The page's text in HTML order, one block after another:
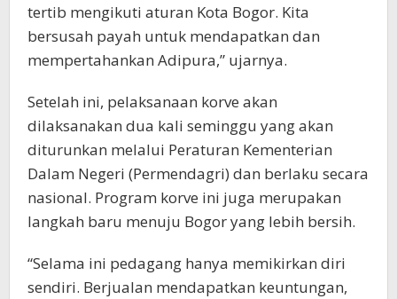
tertib mengikuti aturan Kota Bogor. Kita
bersusah payah untuk mendapatkan dan
mempertahankan Adipura,” ujarnya.
Setelah ini, pelaksanaan korve akan
dilaksanakan dua kali seminggu yang akan
diturunkan melalui Peraturan Kementerian
Dalam Negeri (Permendagri) dan berlaku secara
nasional. Program korve ini juga merupakan
langkah baru menuju Bogor yang lebih bersih.
“Selama ini pedagang hanya memikirkan diri
sendiri. Berjualan mendapatkan keuntungan,